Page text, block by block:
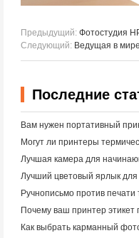
Предыдущий: Фотостудия HPRT
Следующий: Ведущая в мире выставка по
Последние
Лучшая камера для
Почему ваш принтер этикет